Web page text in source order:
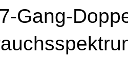
Gang-